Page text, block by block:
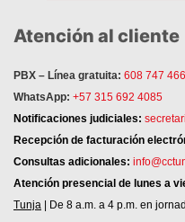
Atención al cliente
PBX – Línea gratuita: 608 747
WhatsApp: +57 315 692 4085
Notificaciones judiciales:
Recepción de facturación
Consultas adicionales:
Atención presencial de lunes a
Tunja | De 8 a.m. a 4 p.m. en